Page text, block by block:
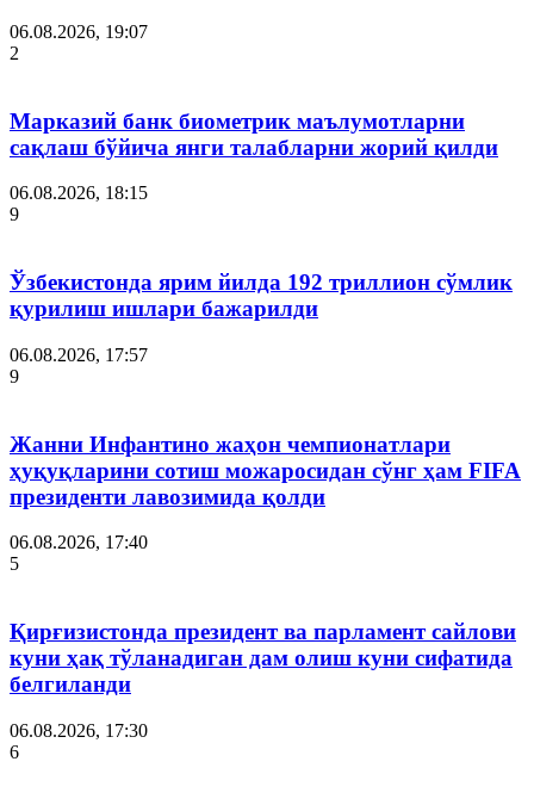
06.08.2026, 19:07
2
Марказий банк биометрик маълумотларни
сақлаш бўйича янги талабларни жорий қилди
06.08.2026, 18:15
9
Ўзбекистонда ярим йилда 192 триллион сўмлик
қурилиш ишлари бажарилди
06.08.2026, 17:57
9
Жанни Инфантино жаҳон чемпионатлари
ҳуқуқларини сотиш можаросидан сўнг ҳам FIFA
президенти лавозимида қолди
06.08.2026, 17:40
5
Қирғизистонда президент ва парламент сайлови
куни ҳақ тўланадиган дам олиш куни сифатида
белгиланди
06.08.2026, 17:30
6